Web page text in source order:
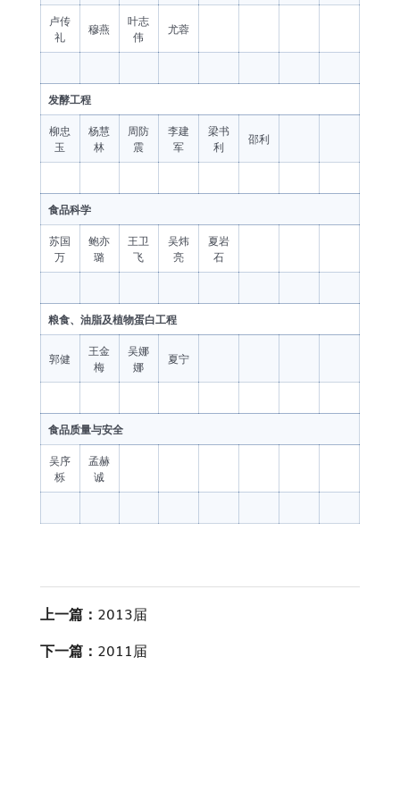
卢传
礼
穆燕
叶志
伟
尤蓉
发酵工程
柳忠
玉
杨慧
林
周防
震
李建
军
梁书
利
邵利
食品科学
苏国
万
鲍亦
璐
王卫
飞
吴炜
亮
夏岩
石
粮食、油脂及植物蛋白工程
郭健
王金
梅
吴娜
娜
夏宁
食品质量与安全
吴序
栎
孟赫
诚
上一篇： 2013届
下一篇： 2011届